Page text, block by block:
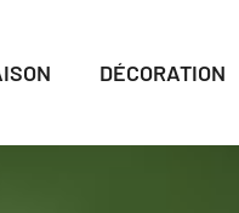
DÉCORATION